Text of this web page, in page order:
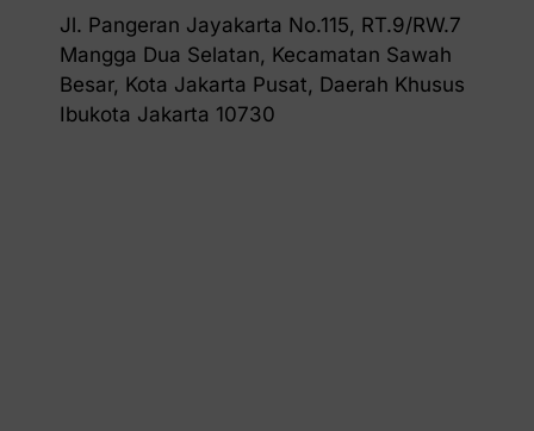
Jl. Pangeran Jayakarta No.115, RT.9/RW.7
Mangga Dua Selatan, Kecamatan Sawah
Besar, Kota Jakarta Pusat, Daerah Khusus
Ibukota Jakarta 10730